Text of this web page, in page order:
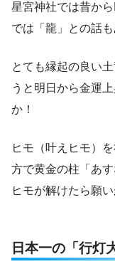
星宮神社では昔か
では「龍」との話も
とても縁起の良い
うと明日から金運
か！
ヒモ（叶えヒモ）
方で黄金の柱「あ
ヒモが解けたら願
日本一の「行灯